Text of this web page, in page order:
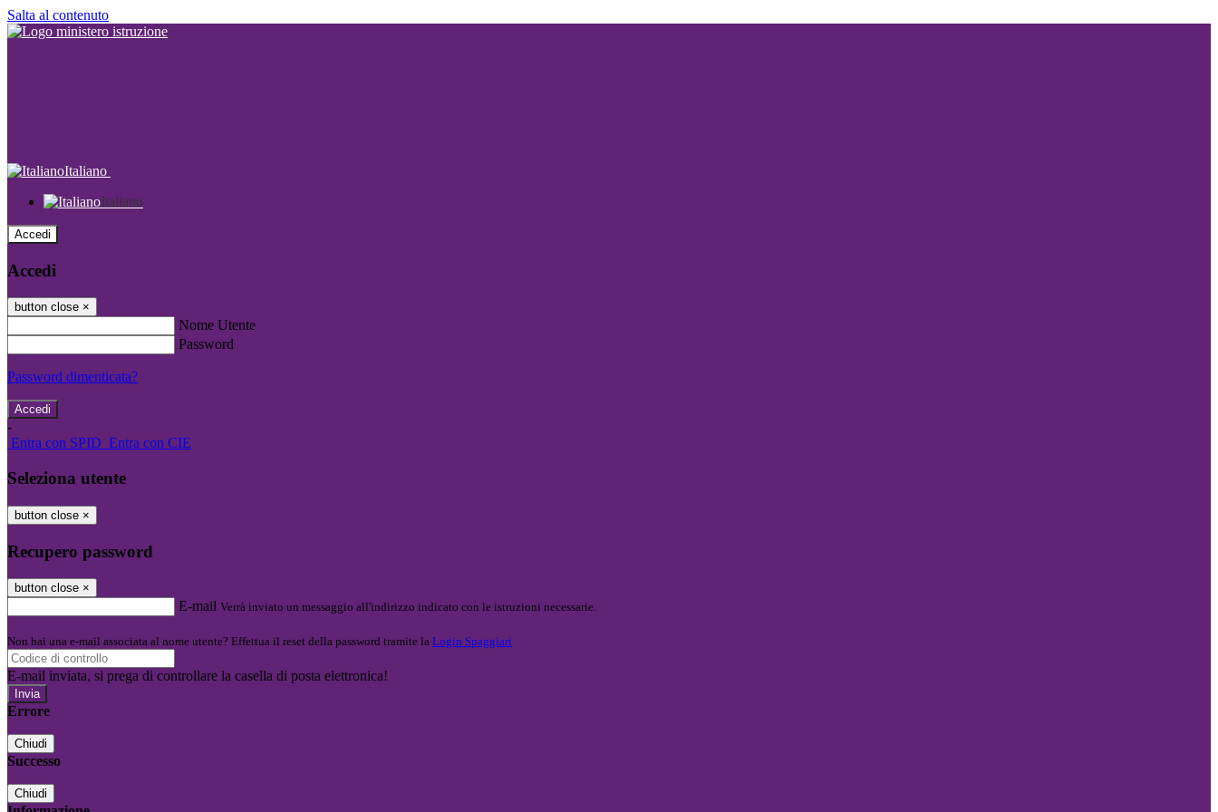
Salta al contenuto
Italiano
Italiano
Accedi
Accedi
button close ×
Nome Utente
Password
Password dimenticata?
-
Entra con SPID Entra con CIE
Seleziona utente
button close ×
Recupero password
button close ×
E-mail Verrà inviato un messaggio all'indirizzo indicato con le istruzioni necessarie.
Non hai una e-mail associata al nome utente? Effettua il reset della password tramite la Login Spaggiari
E-mail inviata, si prega di controllare la casella di posta elettronica!
Errore
Chiudi
Successo
Chiudi